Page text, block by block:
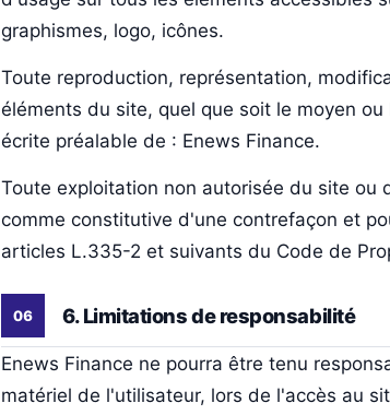
graphismes, logo, icônes.
Toute reproduction, représentation,
éléments du site, quel que soit le moyen
écrite préalable de : Enews Finance.
Toute exploitation non autorisée du site ou
comme constitutive d'une contrefaçon et
articles L.335-2 et suivants du Code de
6. Limitations de responsabilité
Enews Finance ne pourra être tenu
matériel de l'utilisateur, lors de l'accès au